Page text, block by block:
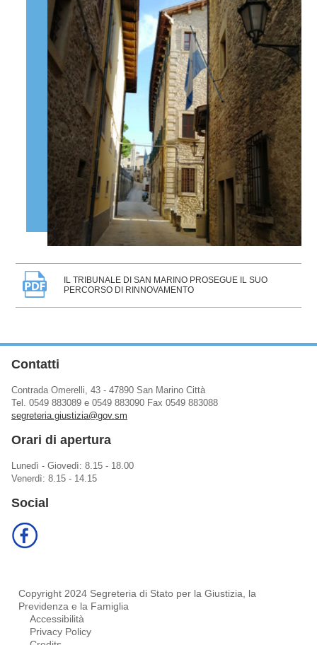
IL TRIBUNALE DI SAN MARINO PROSEGUE IL SUO
PERCORSO DI RINNOVAMENTO
Contatti
Contrada Omerelli, 43 - 47890 San Marino Città
Tel. 0549 883089 e 0549 883090 Fax 0549 883088
segreteria.giustizia@gov.sm
Orari di apertura
Lunedì - Giovedì: 8.15 - 18.00
Venerdì: 8.15 - 14.15
Social
Copyright 2024 Segreteria di Stato per la Giustizia, la
Previdenza e la Famiglia
Accessibilità
Privacy Policy